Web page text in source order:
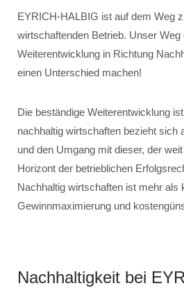
EYRICH-HALBIG ist auf dem Weg
wirtschaftenden Betrieb. Unser Weg
Weiterentwicklung in Richtung
einen Unterschied machen!
Die beständige Weiterentwicklung
nachhaltig wirtschaften bezieht sich
und den Umgang mit dieser, der
Horizont der betrieblichen
Nachhaltig wirtschaften ist mehr als
Gewinnmaximierung und
Nachhaltigkeit bei